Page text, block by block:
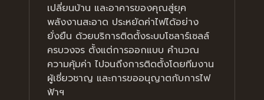
เปลี่ยนบ้าน และอาคารของคุณสู่ยุค
พลังงานสะอาด ประหยัดค่าไฟได้อย่าง
ยั่งยืน ด้วยบริการติดตั้งระบบโซลาร์เซลล์
ครบวงจร ตั้งแต่การออกแบบ คำนวณ
ความคุ้มค่า ไปจนถึงการติดตั้งโดยทีมงาน
ผู้เชี่ยวชาญ และการขออนุญาตกับการไฟ
ฟ้าฯ